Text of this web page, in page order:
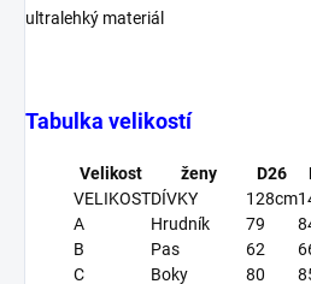
ultralehký materiál
Tabulka velikostí
Velikost ženy D26
VELIKOSTDÍVKY 128cm
A
Hrudník 79
B
Pas 62
C
Boky 80